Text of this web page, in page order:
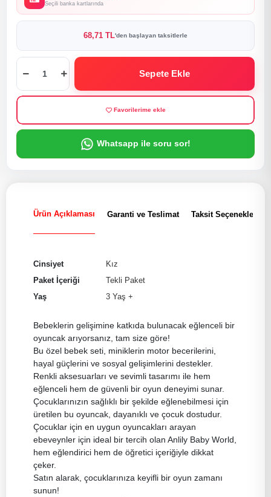
Seçili banka kartlarında
68,71 TL'den başlayan taksitlerle
Sepete Ekle
Favorilerime ekle
Whatsapp ile soru sor!
Ürün Açıklaması Garanti ve Teslimat Taksit Seçenekleri
Cinsiyet
Kız
Paket İçeriği
Tekli Paket
Yaş
3 Yaş +
Bebeklerin gelişimine katkıda bulunacak eğlenceli bir
oyuncak arıyorsanız, tam size göre!
Bu özel bebek seti, miniklerin motor becerilerini,
hayal güçlerini ve sosyal gelişimlerini destekler.
Renkli aksesuarları ve sevimli tasarımı ile hem
eğlenceli hem de güvenli bir oyun deneyimi sunar.
Çocuklarınızın sağlıklı bir şekilde eğlenebilmesi için
üretilen bu oyuncak, dayanıklı ve çocuk dostudur.
Çocuklar için en uygun oyuncakları arayan
ebeveynler için ideal bir tercih olan Anlily Baby World,
hem eğlendirici hem de öğretici içeriğiyle dikkat
çeker.
Satın alarak, çocuklarınıza keyifli bir oyun zamanı
sunun!